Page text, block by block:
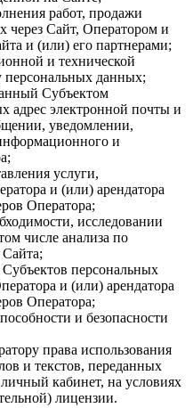
работ, продажи
через Сайт, Оператором и
и (или) его партнерами;
и технической
данных;
Субъектом
адрес электронной почты и
уведомлении,
и
услуги,
и (или) арендатора
Оператора;
исследовании
числе анализа по
персональных
и (или) арендатора
Оператора;
и безопасности
права использования
и текстов, переданных
личный кабинет, на условиях
лицензии.